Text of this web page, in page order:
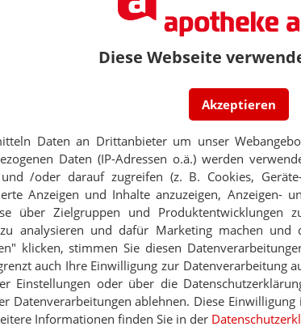
Diese Webseite
Akzeptieren
Daten an Drittanbieter um unser
Daten (IP-Adressen o.ä.) werden
/oder darauf zugreifen (z. B. Cookies,
Anzeigen und Inhalte anzuzeigen, Anzeigen-
über Zielgruppen und Produktentwicklungen
analysieren und dafür Marketing machen und
klicken, stimmen Sie diesen
auch Ihre Einwilligung zur Datenverarbeitung
Einstellungen oder über die
Datenverarbeitungen ablehnen. Diese
Informationen finden Sie in der
Jetzt
abonnieren
Hinweis zum Newsletter & Datenschutz
BETRIEBE
die besten Ausbildungsapotheken
2018
Praktikanten nicht als billige Arbeitskraft“
Ausbildungsapotheke